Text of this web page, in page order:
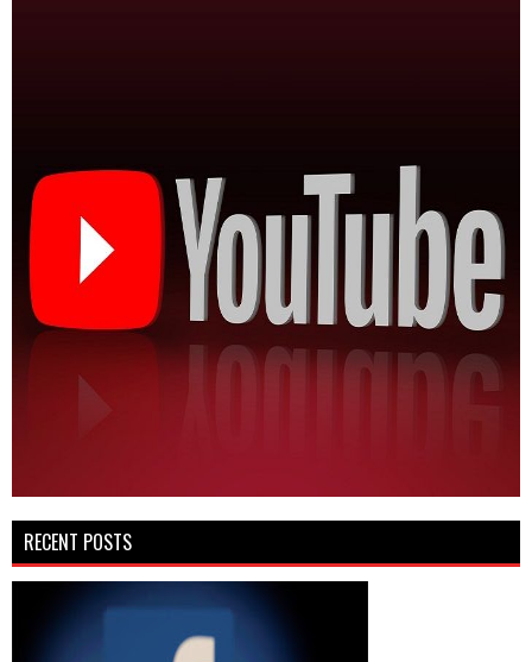
RECENT POSTS